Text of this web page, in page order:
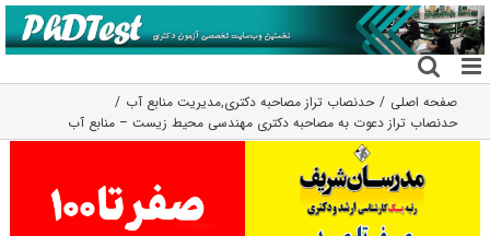
رفتن
به
محتوا
صفحه اصلی حدنصاب تراز مصاحبه دکتری,مدیریت منابع آب
حدنصاب تراز دعوت به مصاحبه دکتری مهندسی محیط زیست – منابع آب